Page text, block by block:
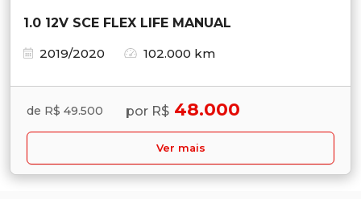
1.0 12V SCE FLEX LIFE MANUAL
2019/2020
102.000 km
de R$ 49.500 por R$ 48.000
Ver mais